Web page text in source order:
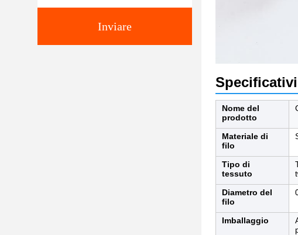
Inviare
Nome del
prodotto
Materiale di
filo
Tipo di
tessuto
Diametro del
filo
Imballaggio